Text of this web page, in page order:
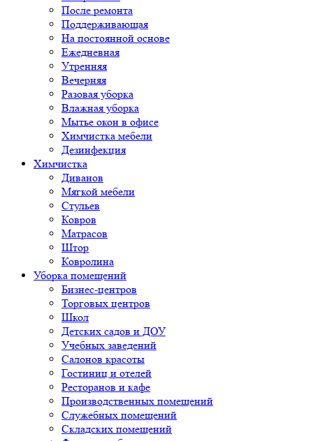
После ремонта
Поддерживающая
На постоянной основе
Ежедневная
Утренняя
Вечерняя
Разовая уборка
Влажная уборка
Мытье окон в офисе
Химчистка мебели
Дезинфекция
Химчистка
Диванов
Мягкой мебели
Стульев
Ковров
Матрасов
Штор
Ковролина
Уборка помещений
Бизнес-центров
Торговых центров
Школ
Детских садов и ДОУ
Учебных заведений
Салонов красоты
Гостиниц и отелей
Ресторанов и кафе
Производственных помещений
Служебных помещений
Складских помещений